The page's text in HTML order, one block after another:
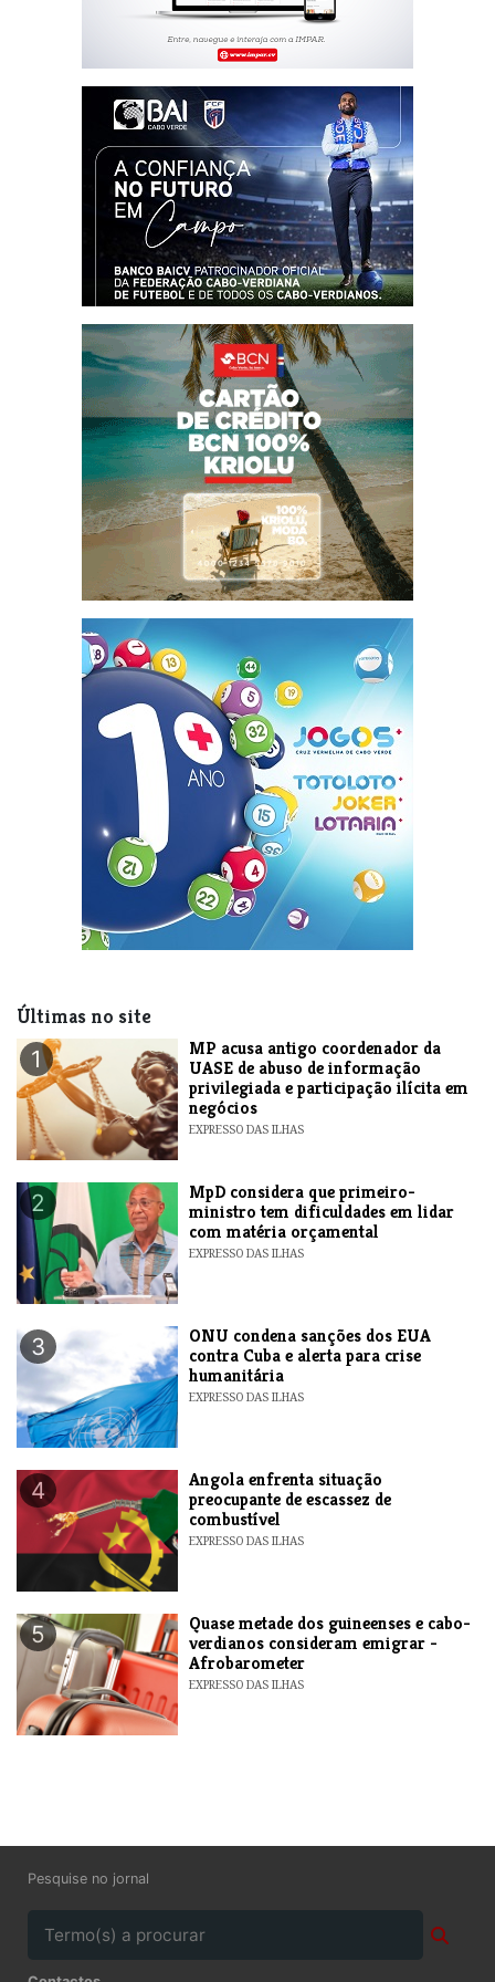
Últimas no site
1
MP acusa antigo coordenador da
UASE de abuso de informação
privilegiada e participação ilícita em
negócios
EXPRESSO DAS ILHAS
2
MpD considera que primeiro-
ministro tem dificuldades em lidar
com matéria orçamental
EXPRESSO DAS ILHAS
3
ONU condena sanções dos EUA
contra Cuba e alerta para crise
humanitária
EXPRESSO DAS ILHAS
4
Angola enfrenta situação
preocupante de escassez de
combustível
EXPRESSO DAS ILHAS
5
Quase metade dos guineenses e cabo-
verdianos consideram emigrar -
Afrobarometer
EXPRESSO DAS ILHAS
Pesquise no jornal